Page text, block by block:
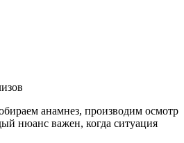
анамнез, производим осмотр
нюанс важен, когда ситуация